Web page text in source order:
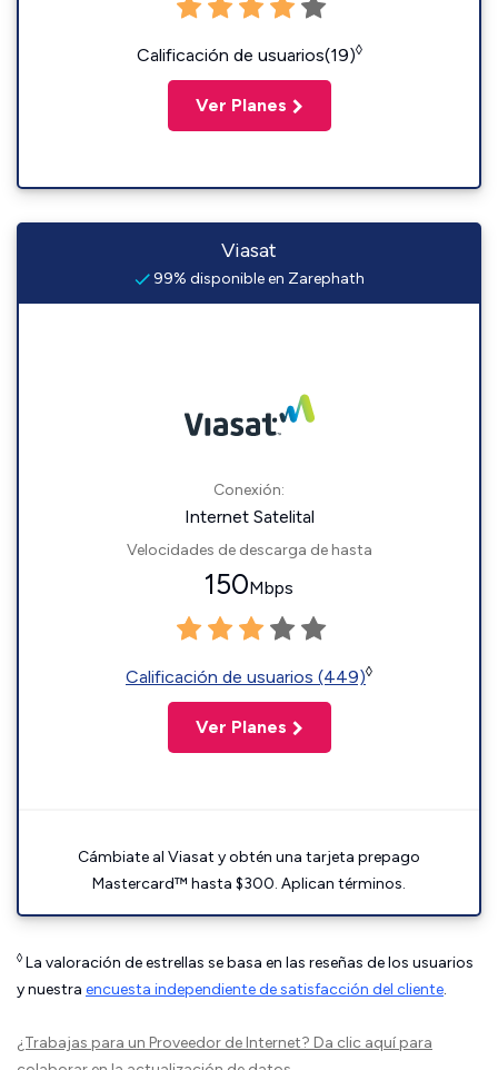
Calificación de usuarios(19)◊
Ver Planes
Viasat
99% disponible en Zarephath
Conexión:
Internet Satelital
Velocidades de descarga de hasta
150Mbps
Calificación de usuarios (449)◊
Ver Planes
Cámbiate al Viasat y obtén una tarjeta prepago
Mastercard™ hasta $300. Aplican términos.
◊ La valoración de estrellas se basa en las reseñas de los usuarios
y nuestra encuesta independiente de satisfacción del cliente.
¿Trabajas para un Proveedor de Internet? Da clic aquípara